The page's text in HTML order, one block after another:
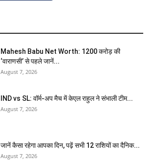
Mahesh Babu Net Worth: 1200 करोड़ की
‘वाराणसी’ से पहले जानें...
August 7, 2026
IND vs SL: वॉर्म-अप मैच में केएल राहुल ने संभाली टीम...
August 7, 2026
जानें कैसा रहेगा आपका दिन, पढ़ें सभी 12 राशियों का दैनिक...
August 7, 2026